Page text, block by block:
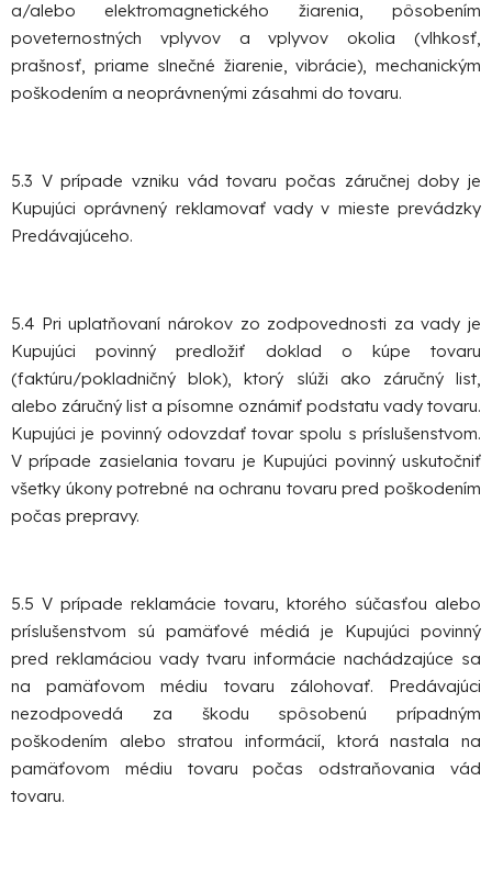
a/alebo elektromagnetického žiarenia, pôsobením
poveternostných vplyvov a vplyvov okolia (vlhkosť,
prašnosť, priame slnečné žiarenie, vibrácie), mechanickým
poškodením a neoprávnenými zásahmi do tovaru.
5.3 V prípade vzniku vád tovaru počas záručnej doby je
Kupujúci oprávnený reklamovať vady v mieste prevádzky
Predávajúceho.
5.4 Pri uplatňovaní nárokov zo zodpovednosti za vady je
Kupujúci povinný predložiť doklad o kúpe tovaru
(faktúru/pokladničný blok), ktorý slúži ako záručný list,
alebo záručný list a písomne oznámiť podstatu vady tovaru.
Kupujúci je povinný odovzdať tovar spolu s príslušenstvom.
V prípade zasielania tovaru je Kupujúci povinný uskutočniť
všetky úkony potrebné na ochranu tovaru pred poškodením
počas prepravy.
5.5 V prípade reklamácie tovaru, ktorého súčasťou alebo
príslušenstvom sú pamäťové médiá je Kupujúci povinný
pred reklamáciou vady tvaru informácie nachádzajúce sa
na pamäťovom médiu tovaru zálohovať. Predávajúci
nezodpovedá za škodu spôsobenú prípadným
poškodením alebo stratou informácií, ktorá nastala na
pamäťovom médiu tovaru počas odstraňovania vád
tovaru.